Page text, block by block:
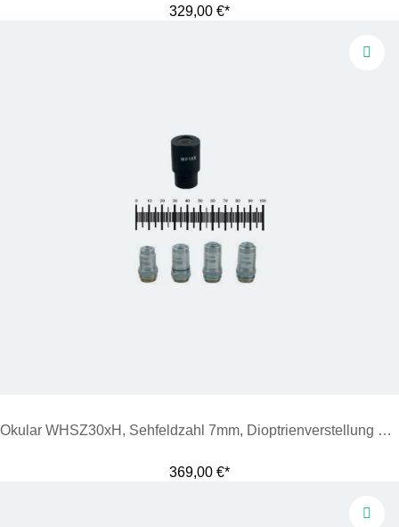
329,00 €*
Okular WHSZ30xH, Sehfeldzahl 7mm, Dioptrienverstellung 8 bis +5
369,00 €*